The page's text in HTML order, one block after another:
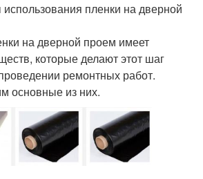
пленки на дверной
на дверной проем имеет
которые делают этот шаг
ремонтных работ.
основные из них.